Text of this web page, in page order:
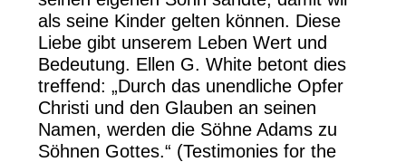
als seine Kinder gelten können. Diese
Liebe gibt unserem Leben Wert und
Bedeutung. Ellen G. White betont dies
treffend: „Durch das unendliche Opfer
Christi und den Glauben an seinen
Namen, werden die Söhne Adams zu
Söhnen Gottes.“ (Testimonies for the